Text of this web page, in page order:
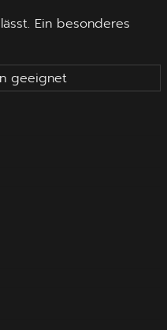
Ein besonderes
geeignet